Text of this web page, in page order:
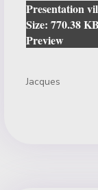
Presentation
Size:770.38
Preview
Jacques